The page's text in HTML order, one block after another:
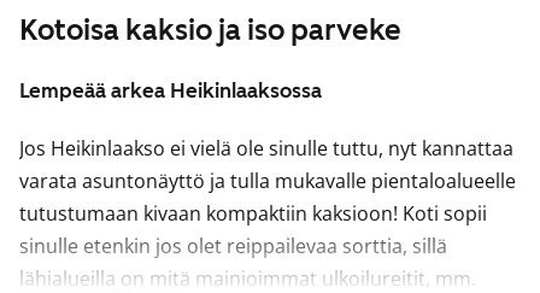
Kotoisa kaksio ja iso parveke
Lempeää arkea Heikinlaaksossa
Jos Heikinlaakso ei vielä ole sinulle tuttu, nyt kannattaa
varata asuntonäyttö ja tulla mukavalle pientaloalueelle
tutustumaan kivaan kompaktiin kaksioon! Koti sopii
sinulle etenkin jos olet reippailevaa sorttia, sillä
lähialueilla on mitä mainioimmat ulkoilureitit, mm.